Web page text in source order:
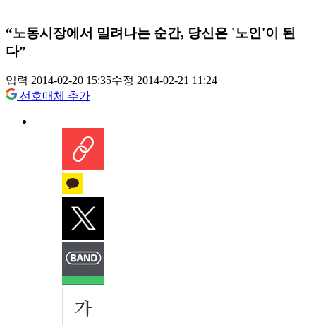
“노동시장에서 밀려나는 순간, 당신은 '노인'이 된
다”
입력 2014-02-20 15:35수정 2014-02-21 11:24
선호매체 추가